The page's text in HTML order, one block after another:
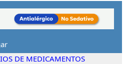
DE MEDICAMENTOS